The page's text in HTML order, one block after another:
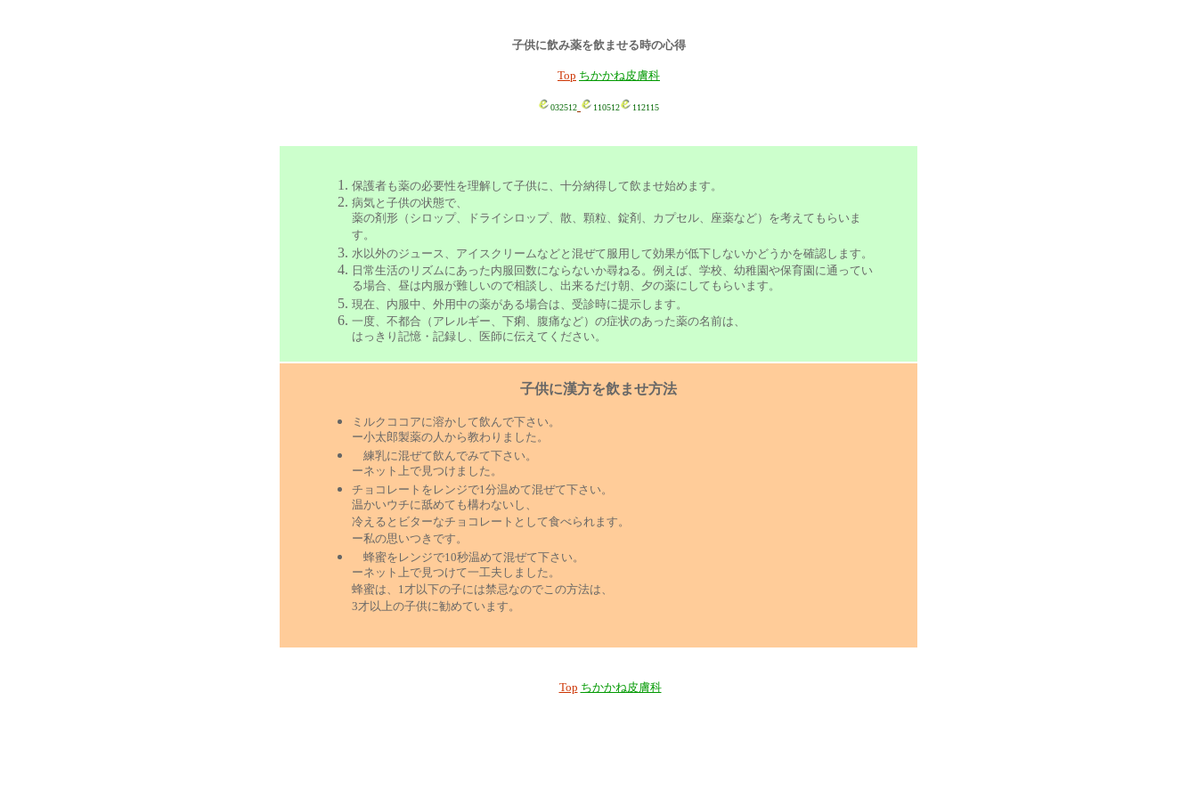
子供に飲み薬を飲ませる時の心得
Top ちかかね皮膚科
032512 110512 112115
保護者も薬の必要性を理解して子供に、十分納得して飲ませ始めます。
病気と子供の状態で、
薬の剤形（シロップ、ドライシロップ、散、顆粒、錠剤、カプセル、座薬など）を考えてもらいま
す。
水以外のジュース、アイスクリームなどと混ぜて服用して効果が低下しないかどうかを確認します。
日常生活のリズムにあった内服回数にならないか尋ねる。例えば、学校、幼稚園や保育園に通ってい
る場合、昼は内服が難しいので相談し、出来るだけ朝、夕の薬にしてもらいます。
現在、内服中、外用中の薬がある場合は、受診時に提示します。
一度、不都合（アレルギー、下痢、腹痛など）の症状のあった薬の名前は、
はっきり記憶・記録し、医師に伝えてください。
子供に漢方を飲ませ方法
ミルクココアに溶かして飲んで下さい。
ー小太郎製薬の人から教わりました。
練乳に混ぜて飲んでみて下さい。
ーネット上で見つけました。
チョコレートをレンジで1分温めて混ぜて下さい。
温かいウチに舐めても構わないし、
冷えるとビターなチョコレートとして食べられます。
ー私の思いつきです。
蜂蜜をレンジで10秒温めて混ぜて下さい。
ーネット上で見つけて一工夫しました。
蜂蜜は、1才以下の子には禁忌なのでこの方法は、
3才以上の子供に勧めています。
Top ちかかね皮膚科